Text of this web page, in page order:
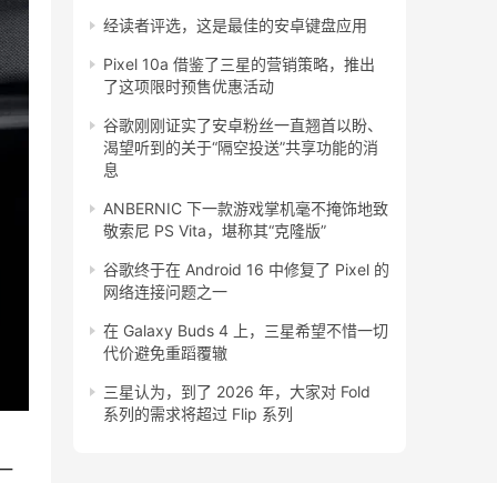
经读者评选，这是最佳的安卓键盘应用
Pixel 10a 借鉴了三星的营销策略，推出
了这项限时预售优惠活动
谷歌刚刚证实了安卓粉丝一直翘首以盼、
渴望听到的关于“隔空投送”共享功能的消
息
ANBERNIC 下一款游戏掌机毫不掩饰地致
敬索尼 PS Vita，堪称其“克隆版”
谷歌终于在 Android 16 中修复了 Pixel 的
网络连接问题之一
在 Galaxy Buds 4 上，三星希望不惜一切
代价避免重蹈覆辙
三星认为，到了 2026 年，大家对 Fold
系列的需求将超过 Flip 系列